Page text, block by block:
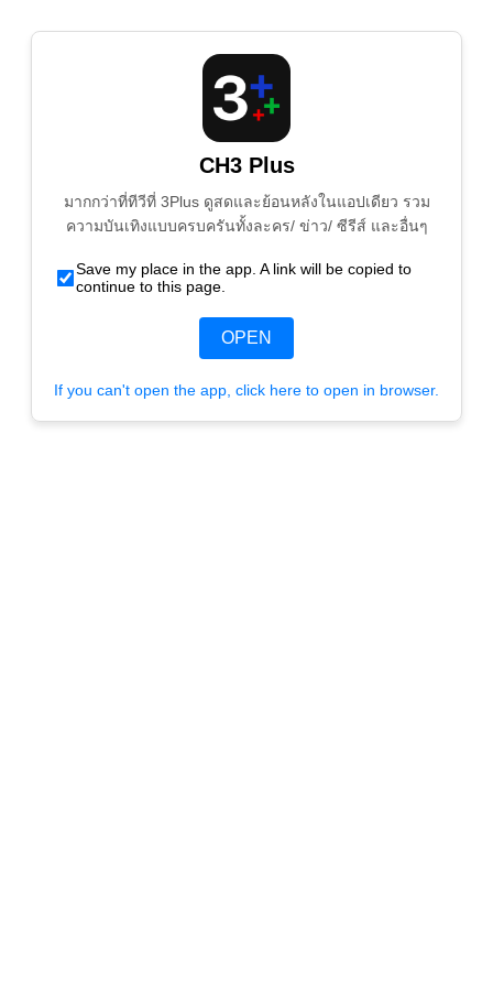
CH3 Plus
มากกว่าที่ทีวีที่ 3Plus ดูสดและย้อนหลังในแอปเดียว รวม
ความบันเทิงแบบครบครันทั้งละคร/ ข่าว/ ซีรีส์ และอื่นๆ
Save my place in the app. A link will be copied to
continue to this page.
OPEN
If you can't open the app, click here to open in browser.